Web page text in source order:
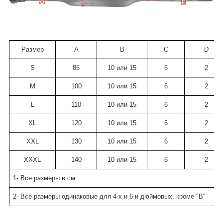
Размер A B C D
S 85 10 или 15 6 2
M 100 10 или 15 6 2
L 110 10 или 15 6 2
XL 120 10 или 15 6 2
XXL 130 10 или 15 6 2
XXXL 140 10 или 15 6 2
1- Все размеры в см.
2- Все размеры одинаковые для 4-х и 6-и дюймовых, кроме "В"